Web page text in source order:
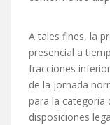
A tales fines, la
presencial a
fracciones
de la jornada
para la categoría
disposiciones